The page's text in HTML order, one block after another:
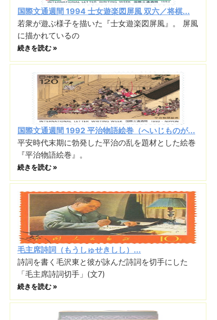
国際文通週間 1994 士女遊楽図屏風 双六／将棋...
若衆が遊ぶ様子を描いた『士女遊楽図屏風』。 屏風
に描かれているの
続きを読む »
国際文通週間 1992 平治物語絵巻（へいじものが...
平安時代末期に勃発した平治の乱を題材とした絵巻
『平治物語絵巻』。
続きを読む »
毛主席詩詞（もうしゅせきしし）...
詩詞を書く毛沢東と彼が詠んだ詩詞を切手にした
「毛主席詩詞切手」(文7)
続きを読む »